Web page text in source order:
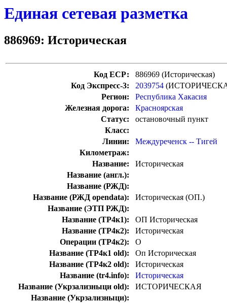
Единая сетевая разметка
886969: Историческая
Код ЕСР:
886969 (Историческая)
Код Экспресс-3:
2039754
Регион:
Республика Хакасия
Железная дорога:
Красноярская
Статус:
остановочный пункт
Класс:
Линии:
Междуреченск -- Тигей
Километраж:
Название:
Историческая
Название (англ.):
Название (РЖД):
Название (РЖД opendata):
Историческая (ОП.)
Название (ЭТП РЖД):
Название (ТР4к1):
ОП Историческая
Название (ТР4к2):
Историческая
Операции (ТР4к2):
О
Название (ТР4к1 old):
Оп Историческая
Название (ТР4к2 old):
Историческая
Название (tr4.info):
Историческая
Название (Укрзализныци old):
ИСТОРИЧЕСКАЯ
Название (Укрзализныци):